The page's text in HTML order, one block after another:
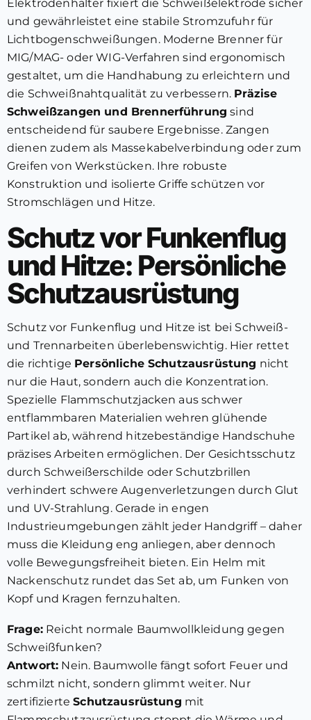
Elektrodenhalter fixiert die Schweißelektrode sicher
und gewährleistet eine stabile Stromzufuhr für
Lichtbogenschweißungen. Moderne Brenner für
MIG/MAG- oder WIG-Verfahren sind ergonomisch
gestaltet, um die Handhabung zu erleichtern und
die Schweißnahtqualität zu verbessern. Präzise
Schweißzangen und Brennerführung sind
entscheidend für saubere Ergebnisse. Zangen
dienen zudem als Massekabelverbindung oder zum
Greifen von Werkstücken. Ihre robuste
Konstruktion und isolierte Griffe schützen vor
Stromschlägen und Hitze.
Schutz vor Funkenflug
und Hitze: Persönliche
Schutzausrüstung
Schutz vor Funkenflug und Hitze ist bei Schweiß-
und Trennarbeiten überlebenswichtig. Hier rettet
die richtige Persönliche Schutzausrüstung nicht
nur die Haut, sondern auch die Konzentration.
Spezielle Flammschutzjacken aus schwer
entflammbaren Materialien wehren glühende
Partikel ab, während hitzebeständige Handschuhe
präzises Arbeiten ermöglichen. Der Gesichtsschutz
durch Schweißerschilde oder Schutzbrillen
verhindert schwere Augenverletzungen durch Glut
und UV-Strahlung. Gerade in engen
Industrieumgebungen zählt jeder Handgriff – daher
muss die Kleidung eng anliegen, aber dennoch
volle Bewegungsfreiheit bieten. Ein Helm mit
Nackenschutz rundet das Set ab, um Funken von
Kopf und Kragen fernzuhalten.
Frage:Reicht normale Baumwollkleidung gegen
Schweißfunken?
Antwort: Nein. Baumwolle fängt sofort Feuer und
schmilzt nicht, sondern glimmt weiter. Nur
zertifizierteSchutzausrüstung mit